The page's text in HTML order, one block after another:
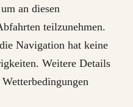
an diesen
teilzunehmen.
Navigation hat keine
Weitere Details